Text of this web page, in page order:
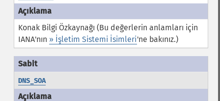
Konak Bilgi Özkaynağı (Bu değerlerin anlamları için
IANA'nın » İşletim Sistemi İsimleri'ne bakınız.)
DNS_SOA